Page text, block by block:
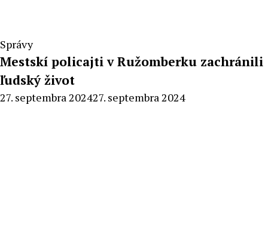
Správy
Mestskí policajti v Ružomberku zachránili
ľudský život
By
27. septembra 202427. septembra 2024